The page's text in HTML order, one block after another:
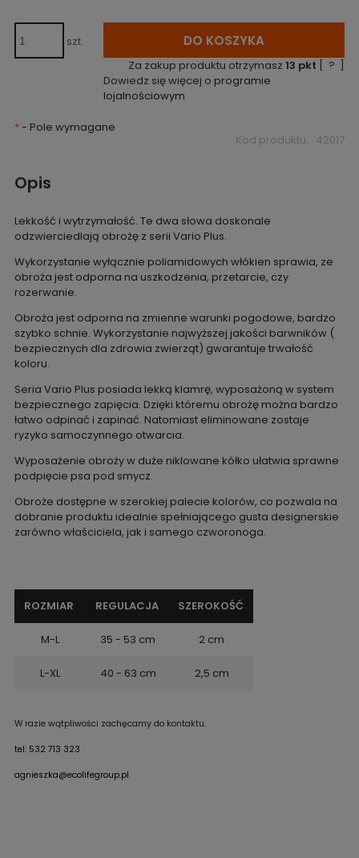
pojawił się w
szt. DO KOSZYKA
Za zakup produktu otrzymasz13 pkt [ ? ]
Dowiedz się więcej o programie
lojalnościowym
*- Pole wymagane
Kod produktu: 42017
Opis
Lekkość i wytrzymałość. Te dwa słowa doskonale
odzwierciedlają obrożę z serii Vario Plus.
Wykorzystanie wyłącznie poliamidowych włókien sprawia, ze
obroża jest odporna na uszkodzenia, przetarcie, czy
rozerwanie.
Obroża jest odporna na zmienne warunki pogodowe, bardzo
szybko schnie. Wykorzystanie najwyższej jakości barwników (
bezpiecznych dla zdrowia zwierząt) gwarantuje trwałość
koloru.
Seria Vario Plus posiada lekką klamrę, wyposażoną w system
bezpiecznego zapięcia. Dzięki któremu obrożę można bardzo
łatwo odpinać i zapinać. Natomiast eliminowane zostaje
ryzyko samoczynnego otwarcia.
Wyposażenie obroży w duże niklowane kółko ułatwia sprawne
podpięcie psa pod smycz.
Obroże dostępne w szerokiej palecie kolorów, co pozwala na
dobranie produktu idealnie spełniającego gusta designerskie
zarówno właściciela, jak i samego czworonoga.
ROZMIAR REGULACJA SZEROKOŚĆ
M-L 35 - 53 cm 2 cm
L-XL 40 - 63 cm 2,5 cm
W razie wątpliwości zachęcamy do kontaktu.
tel: 532 713 323
agnieszka@ecolifegroup.pl